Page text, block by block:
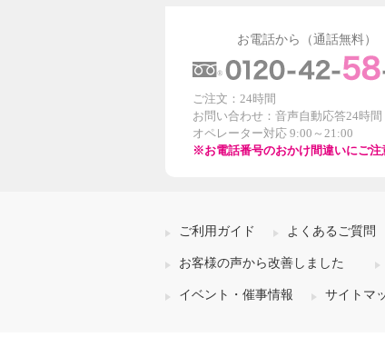
お電話から（通話無料）
ご注文：24時間
お問い合わせ：音声自動応答24時間
オペレーター対応 9:00～21:00
※お電話番号のおかけ間違いにご注
ご利用ガイド よくあるご質問
お客様の声から改善しました
イベント・催事情報 サイトマ